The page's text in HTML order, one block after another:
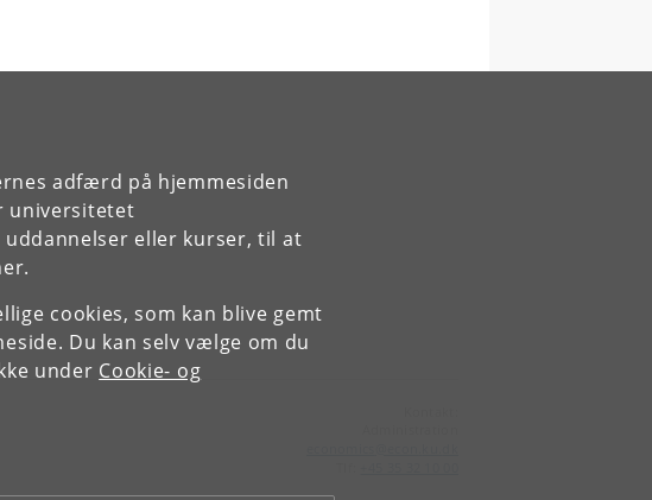
adfærd på hjemmesiden
universitetet
eller kurser, til at
cookies, som kan blive gemt
Du kan selv vælge om du
under Cookie- og